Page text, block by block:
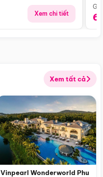
Xem chi tiết
Xem tất cả
Vinpearl Wonderworld Phu